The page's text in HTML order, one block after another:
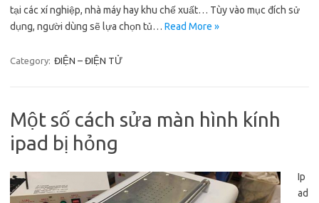
tại các xí nghiệp, nhà máy hay khu chế xuất… Tùy vào mục đích sử
dụng, người dùng sẽ lựa chọn tủ… Read More »
Category: ĐIỆN – ĐIỆN TỬ
Một số cách sửa màn hình kính
ipad bị hỏng
Ip
ad